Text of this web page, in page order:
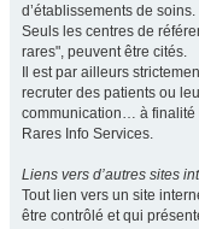
d’établissements de soins.
Seuls les centres de
rares", peuvent être cités.
Il est par ailleurs
recruter des patients ou
communication… à finalité
Rares Info Services.
Liens vers d’autres sites
Tout lien vers un site
être contrôlé et qui